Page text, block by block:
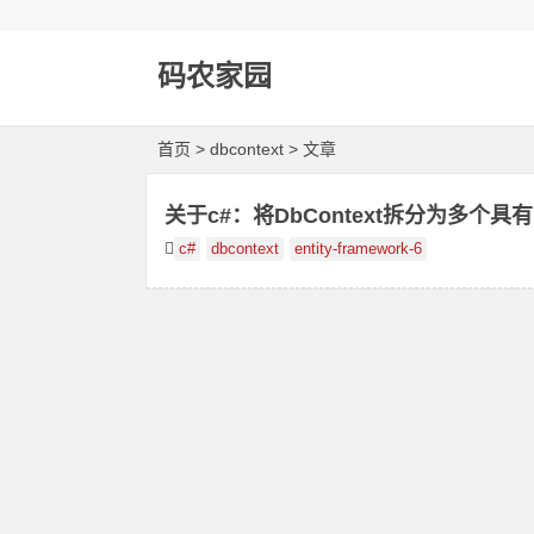
码农家园
首页 > dbcontext > 文章
关于c#：将DbContext拆分为多个具
c# dbcontext entity-framework-6